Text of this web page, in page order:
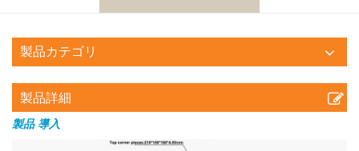
製品カテゴリ
製品詳細
製品導入